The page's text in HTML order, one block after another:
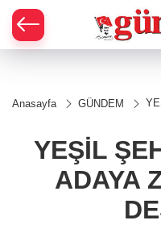
Anasayfa GÜNDEM
YEŞİL
ADAYA